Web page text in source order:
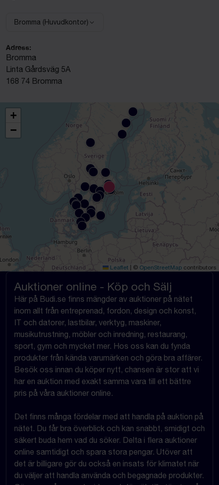
Välj anläggning:
Bromma (Huvudkontor)
Adress:
Bromma
Linta Gårdsväg 5A
168 74 Bromma
+
−
Leaflet © OpenStreetMap contributors
Auktioner online - Köp och Sälj
Här på Budi.se finns mängder av auktioner på nätet
inom allt från entreprenad, fordon, design och konst,
IT och datorer, lastbilar, verktyg, maskiner,
musikutrustning, möbler och inredning, restaurang,
sport, gym och mycket mer. Hos oss kan du fynda
produkter från kända varumärken och göra bra affärer.
Besök oss innan du köper nytt, chansen är stor att vi
har en auktion med exakt samma vara till ett bättre
pris på våra auktioner online.
Det finns många fördelar med att handla på auktion på
nätet. Du får bra överblick och kan snabbt, smidigt och
säkert buda hem vad du söker. Delta i flera auktioner
online samtidigt och spara stora pengar. Utöver att
det är billigare gör du också en insats för klimatet när
du väljer att handla använda och begagnade produkter.